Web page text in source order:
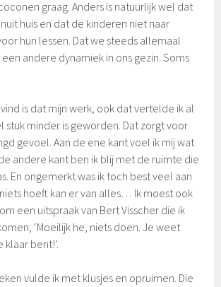
graag. Anders is natuurlijk wel dat
huis en dat de kinderen niet naar
hun lessen. Dat we steeds allemaal
andere dynamiek in ons gezin. Soms
is dat mijn werk, ook dat vertelde ik al
stuk minder is geworden. Dat zorgt voor
gevoel. Aan de ene kant voel ik mij wat
andere kant ben ik blij met de ruimte die
En ongemerkt was ik toch best veel aan
hoeft kan er van alles… Ik moest ook
een uitspraak van Bert Visscher die ik
‘Moeilijk he, niets doen. Je weet
bent!’.
vulde ik met klusjes en opruimen. Die